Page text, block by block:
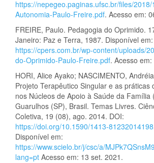
https://nepegeo.paginas.ufsc.br/files/
Autonomia-Paulo-Freire.pdf. Acesso em:
FREIRE, Paulo. Pedagogia do Oprimido.
Janeiro: Paz e Terra, 1987. Disponível em:
https://cpers.com.br/wp-content/uploads/
do-Oprimido-Paulo-Freire.pdf. Acesso
HORI, Alice Ayako; NASCIMENTO,
Projeto Terapêutico Singular e as práticas
nos Núcleos de Apoio à Saúde da Família
Guarulhos (SP), Brasil. Temas Livres.
Coletiva, 19 (08), ago. 2014. DOI:
https://doi.org/10.1590/1413-
Disponível em:
https://www.scielo.br/j/csc/a/
lang=pt Acesso em: 13 set. 2021.